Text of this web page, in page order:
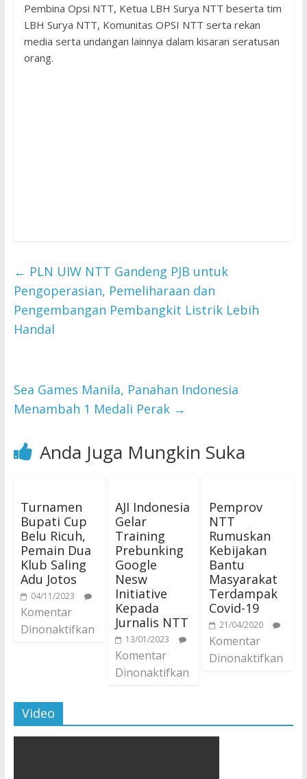
Pembina Opsi NTT, Ketua LBH Surya NTT beserta tim
LBH Surya NTT, Komunitas OPSI NTT serta rekan
media serta undangan lainnya dalam kisaran seratusan
orang.
← PLN UIW NTT Gandeng PJB untuk
Pengoperasian, Pemeliharaan dan
Pengembangan Pembangkit Listrik Lebih
Handal
Sea Games Manila, Panahan Indonesia
Menambah 1 Medali Perak →
Anda Juga Mungkin Suka
Turnamen
Bupati Cup
Belu Ricuh,
Pemain Dua
Klub Saling
Adu Jotos
04/11/2023
Komentar
Dinonaktifkan
AJI Indonesia
Gelar
Training
Prebunking
Google
Nesw
Initiative
Kepada
Jurnalis NTT
13/01/2023
Komentar
Dinonaktifkan
Pemprov
NTT
Rumuskan
Kebijakan
Bantu
Masyarakat
Terdampak
Covid-19
21/04/2020
Komentar
Dinonaktifkan
Video